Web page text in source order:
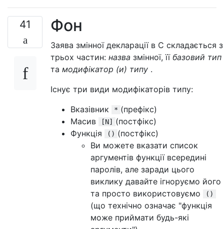
41 Фон
Заява змінної декларації в C складається з
трьох частин: назва змінної, її базовий тип
та модифікатор (и) типу .
Існує три види модифікаторів типу:
Вказівник
* (префікс)
Масив
[N]
(постфікс)
Функція
() (постфікс)
Ви можете вказати список
аргументів функції всередині
паролів, але заради цього
виклику давайте ігноруємо його
та просто використовуємо
()
(що технічно означає "функція
може приймати будь-які